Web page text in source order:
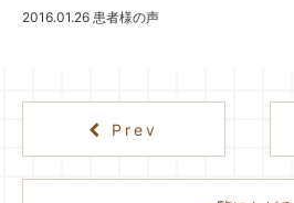
2016.01.26 患者様の声
Prev